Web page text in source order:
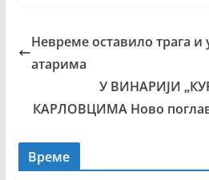
Невреме оставило трага
атарима
У ВИНАРИЈИ
КАРЛОВЦИМА Ново
Време